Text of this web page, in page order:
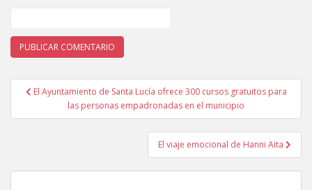
Navegación de entradas
El Ayuntamiento de Santa Lucía ofrece 300 cursos gratuitos para
las personas empadronadas en el municipio
El viaje emocional de Hanni Aita